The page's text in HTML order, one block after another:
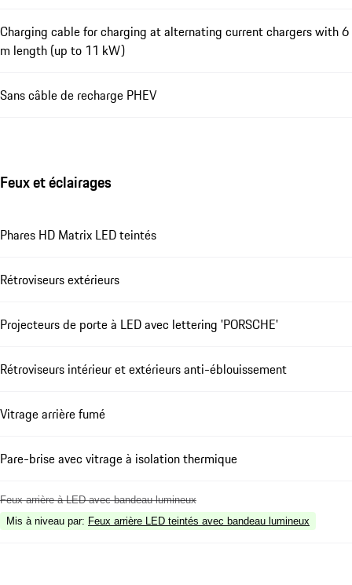
Charging cable for charging at alternating current chargers with 6
m length (up to 11 kW)
Sans câble de recharge PHEV
Feux et éclairages
Phares HD Matrix LED teintés
Rétroviseurs extérieurs
Projecteurs de porte à LED avec lettering 'PORSCHE'
Rétroviseurs intérieur et extérieurs anti-éblouissement
Vitrage arrière fumé
Pare-brise avec vitrage à isolation thermique
Feux arrière à LED avec bandeau lumineux
Mis à niveau par: Feux arrière LED teintés avec bandeau lumineux